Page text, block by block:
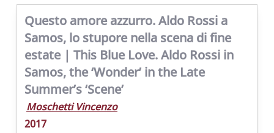
Questo amore azzurro. Aldo Rossi a
Samos, lo stupore nella scena di fine
estate | This Blue Love. Aldo Rossi in
Samos, the ‘Wonder’ in the Late
Summer’s ‘Scene’
Moschetti Vincenzo
2017